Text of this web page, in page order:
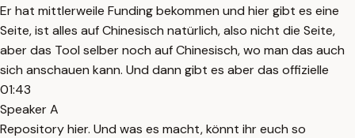
Er hat mittlerweile Funding bekommen und hier gibt es eine
Seite, ist alles auf Chinesisch natürlich, also nicht die Seite,
aber das Tool selber noch auf Chinesisch, wo man das auch
sich anschauen kann. Und dann gibt es aber das offizielle
01:43
Speaker A
Repository hier. Und was es macht, könnt ihr euch so